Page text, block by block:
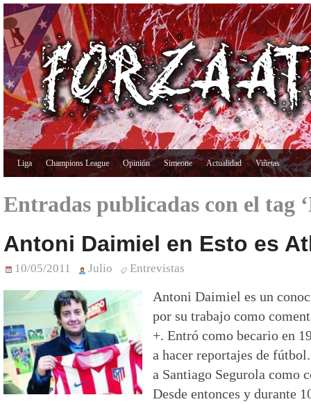
Liga Champions League Opinión Simeone Actualidad Viñetas
Entradas publicadas con el tag
Antoni Daimiel en Esto es
10/05/2011 Julio Entrevistas
Antoni Daimiel es un
por su trabajo como
+. Entró como becario en
a hacer reportajes de
a Santiago Segurola como
Desde entonces y durante